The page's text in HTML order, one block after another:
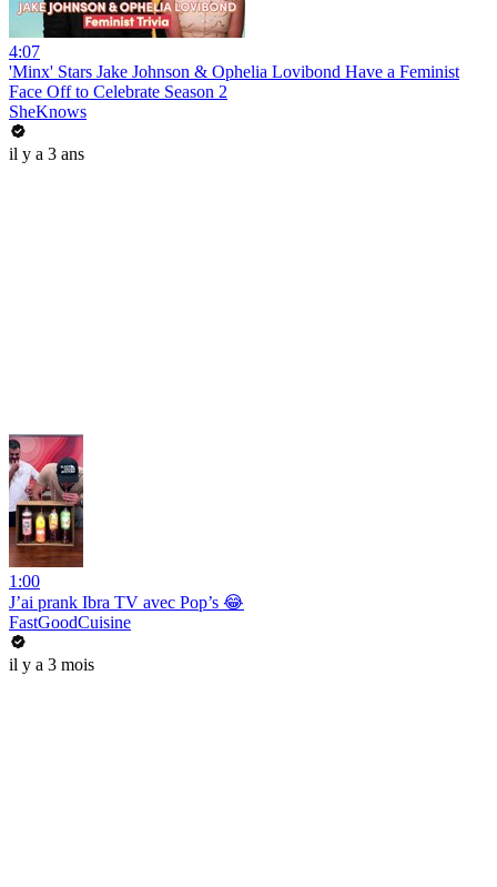
4:07
'Minx' Stars Jake Johnson & Ophelia Lovibond Have a Feminist
Face Off to Celebrate Season 2
SheKnows
il y a 3 ans
1:00
J’ai prank Ibra TV avec Pop’s 😂
FastGoodCuisine
il y a 3 mois